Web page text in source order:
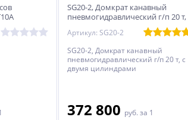
SG20-2, Домкрат канавный
пневмогидравлический г/п 20 т,
с двумя цилиндрами, для канавы
L2
Артикул: SG20-2
SG20-2, Домкрат канавный
пневмогидравлический г/п 20 т, с
двумя цилиндрами
372 800 руб. за 1